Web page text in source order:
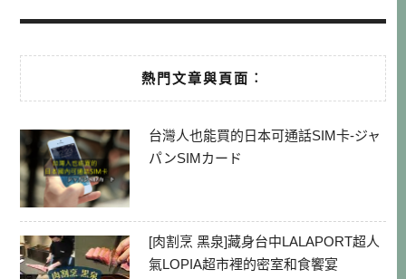
熱門文章與頁面︰
台灣人也能買的日本可通話SIM卡-ジャ
パンSIMカード
[肉割烹 黑泉]藏身台中LALAPORT超人
氣LOPIA超市裡的密室和食饗宴